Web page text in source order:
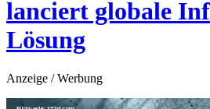
lanciert globale
Lösung
Anzeige / Werbung